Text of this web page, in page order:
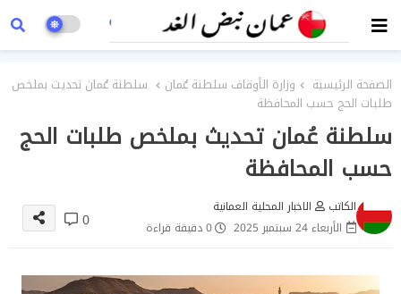
الصفحة الرئيسية وزارة الأوقاف سلطنة عُمان
سلطنة عُمان تحديث بملخص
طلبات الحج حسب المحافظة
سلطنة عُمان تحديث بملخص طلبات الحج
حسب المحافظة
الكاتب
الاخبار المحلية العمانية
الأربعاء 24 سبتمبر 2025
0 دقيقة قراءة 0